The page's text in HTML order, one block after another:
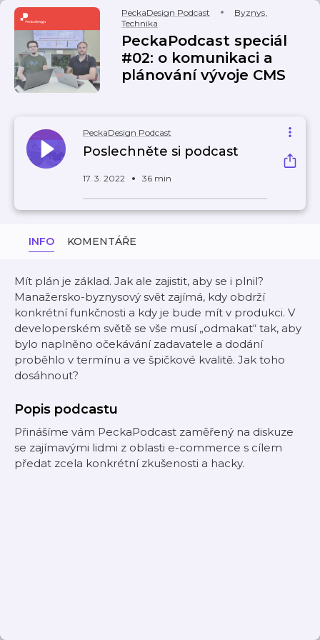
PeckaDesign Podcast Byznys,
Technika
PeckaPodcast speciál
#02: o komunikaci a
plánování vývoje CMS
PeckaDesign Podcast
Poslechněte si podcast
17. 3. 2022 36 min
INFO KOMENTÁŘE
Mít plán je základ. Jak ale zajistit, aby se i plnil?
Manažersko-byznysový svět zajímá, kdy obdrží
konkrétní funkčnosti a kdy je bude mít v produkci. V
developerském světě se vše musí „odmakat“ tak, aby
bylo naplněno očekávání zadavatele a dodání
proběhlo v termínu a ve špičkové kvalitě. Jak toho
dosáhnout?
Popis podcastu
Přinášíme vám PeckaPodcast zaměřený na diskuze
se zajímavými lidmi z oblasti e-commerce s cílem
předat zcela konkrétní zkušenosti a hacky.